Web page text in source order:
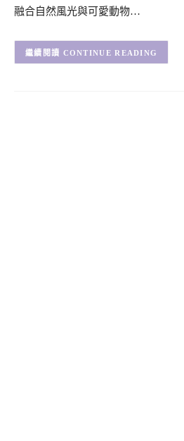
融合自然風光與可愛動物…
CONTINUE READING